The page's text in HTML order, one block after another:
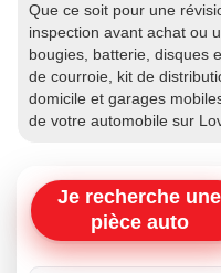
Que ce soit pour une
inspection avant achat ou
bougies, batterie, disques
de courroie, kit de
domicile et garages
de votre automobile sur
Je recherche une
pièce auto